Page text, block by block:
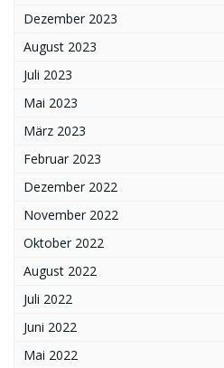
Dezember 2023
August 2023
Juli 2023
Mai 2023
März 2023
Februar 2023
Dezember 2022
November 2022
Oktober 2022
August 2022
Juli 2022
Juni 2022
Mai 2022